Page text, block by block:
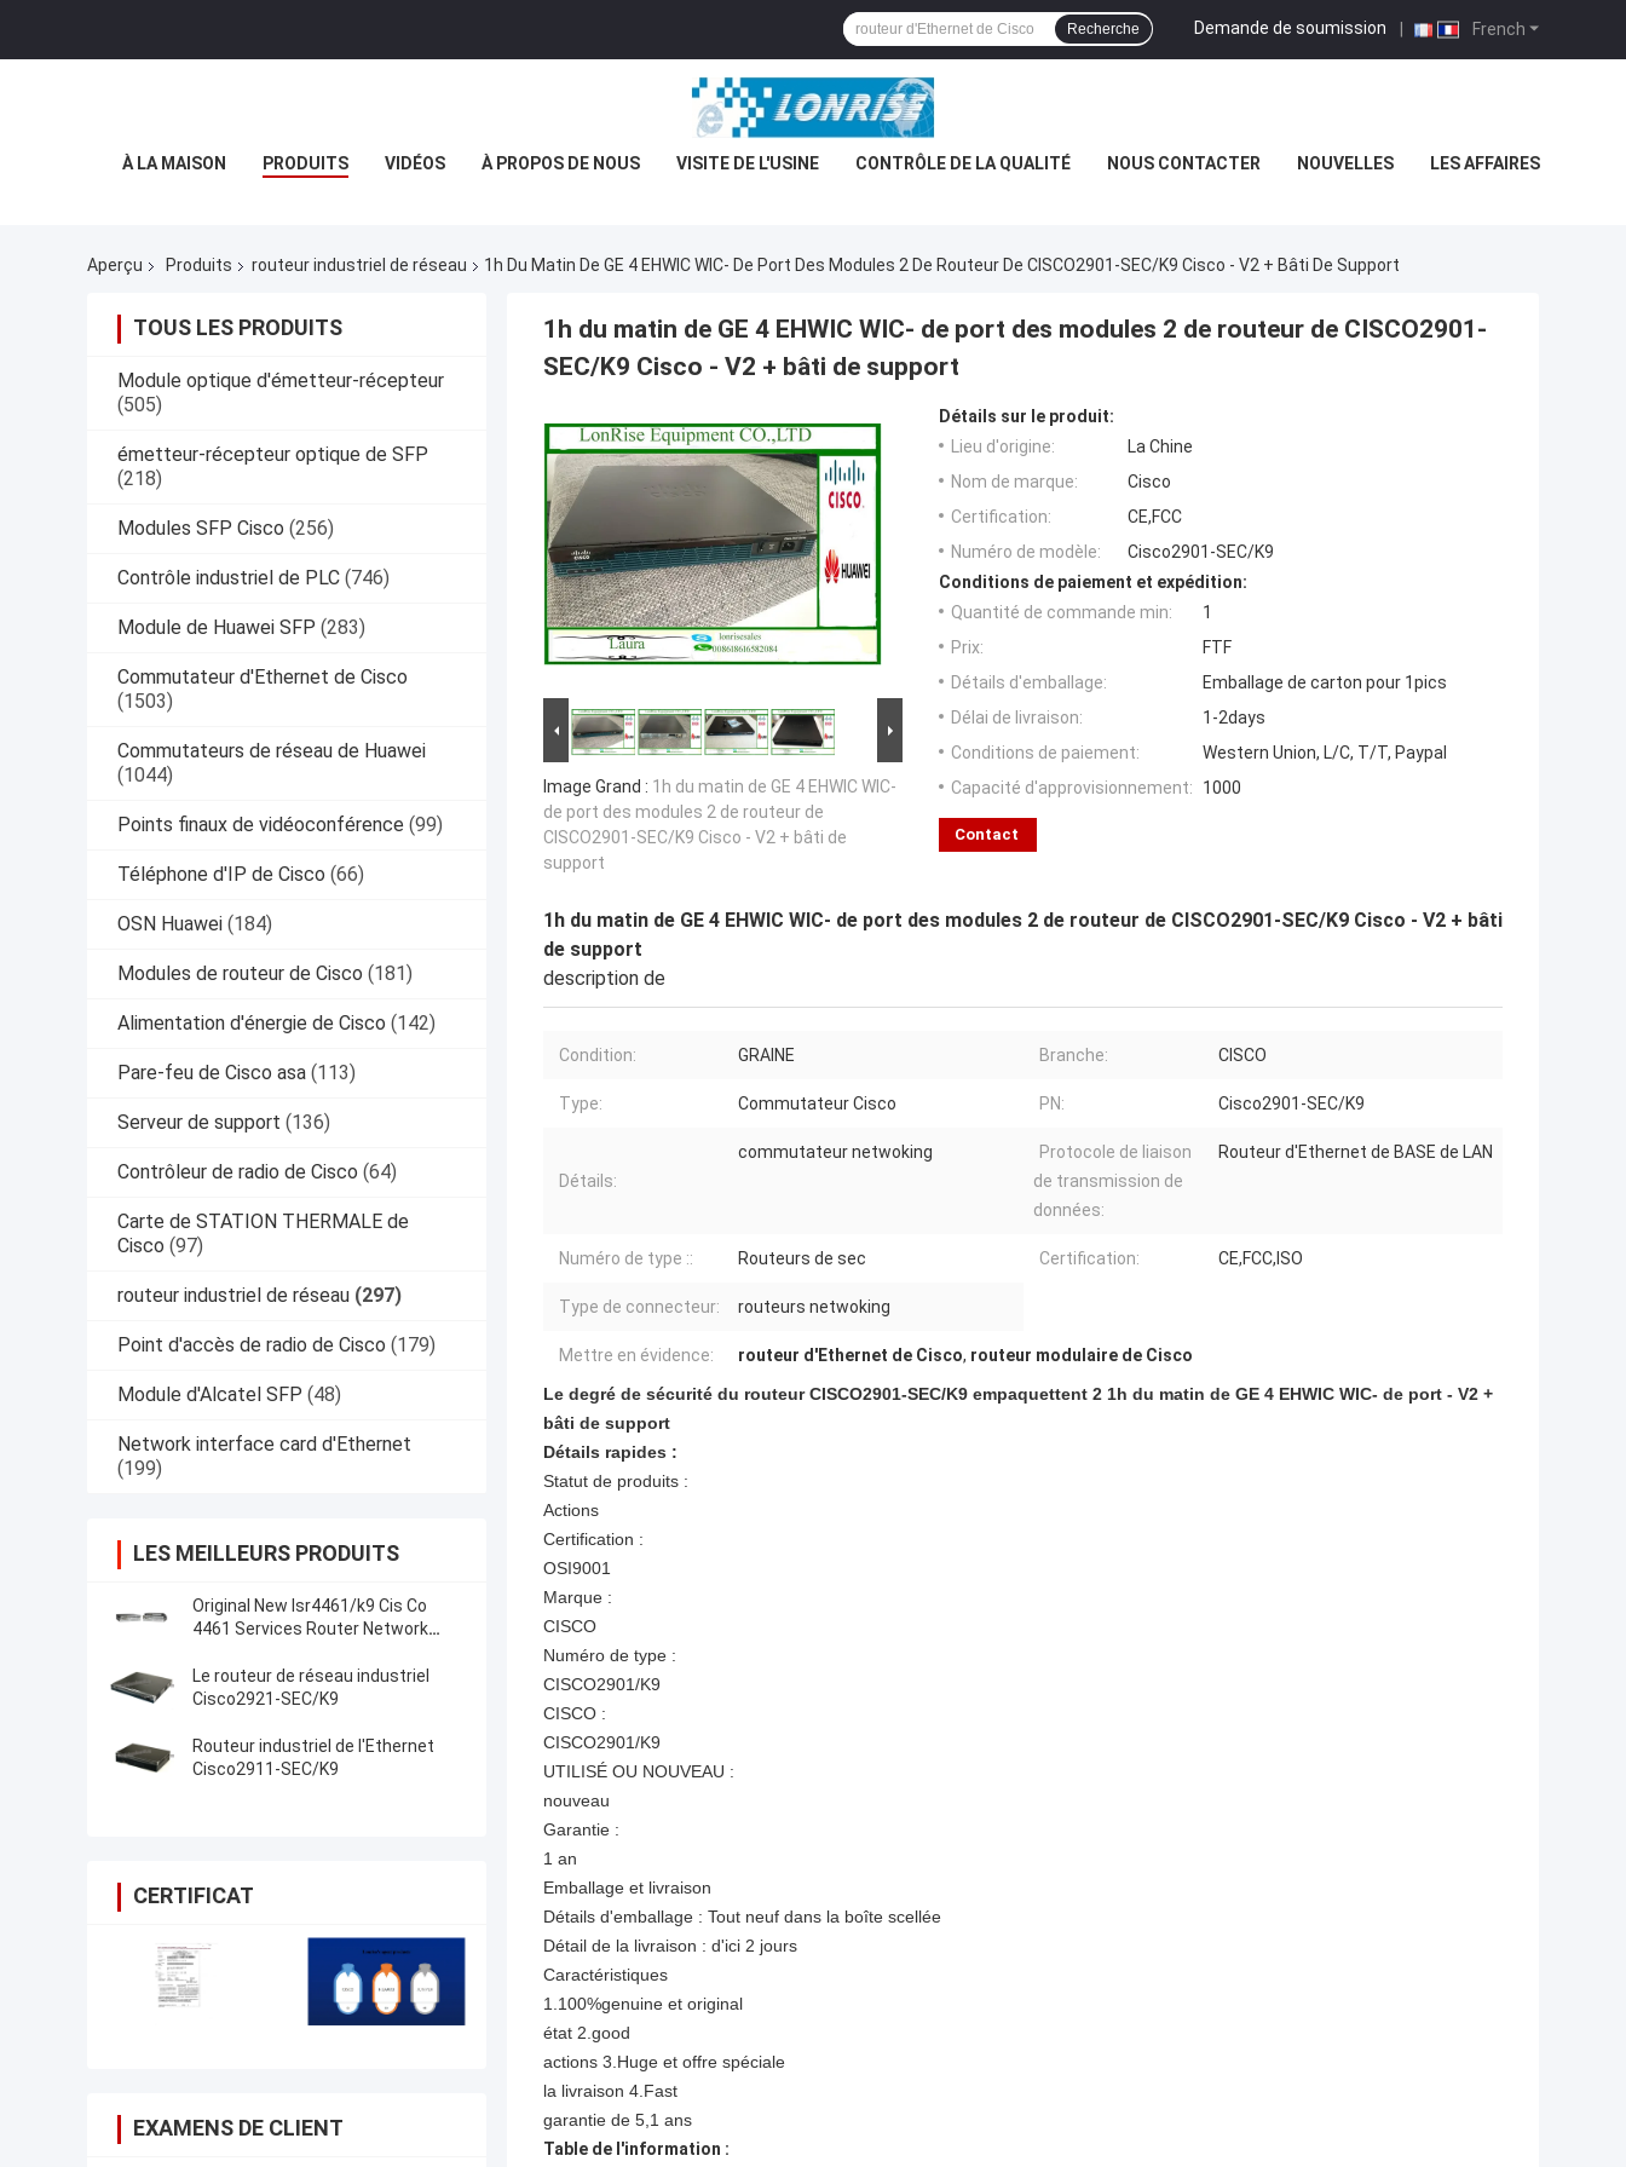
French
Demande de soumission |
Recherche
À LA MAISON PRODUITS VIDÉOS À PROPOS DE NOUS VISITE DE L'USINE CONTRÔLE DE LA QUALITÉ NOUS CONTACTER NOUVELLES LES AFFAIRES
Aperçu Produits routeur industriel de réseau 1h Du Matin De GE 4 EHWIC WIC- De Port Des Modules 2 De Routeur De CISCO2901-SEC/K9 Cisco - V2 + Bâti De Support
TOUS LES PRODUITS
Module optique d'émetteur-récepteur
(505)
émetteur-récepteur optique de SFP
(218)
Modules SFP Cisco (256)
Contrôle industriel de PLC (746)
Module de Huawei SFP (283)
Commutateur d'Ethernet de Cisco
(1503)
Commutateurs de réseau de Huawei
(1044)
Points finaux de vidéoconférence (99)
Téléphone d'IP de Cisco (66)
OSN Huawei (184)
Modules de routeur de Cisco (181)
Alimentation d'énergie de Cisco (142)
Pare-feu de Cisco asa (113)
Serveur de support (136)
Contrôleur de radio de Cisco (64)
Carte de STATION THERMALE de
Cisco (97)
routeur industriel de réseau (297)
Point d'accès de radio de Cisco (179)
Module d'Alcatel SFP (48)
Network interface card d'Ethernet
(199)
LES MEILLEURS PRODUITS
Original New Isr4461/k9 Cis Co
4461 Services Router Network
Le routeur de réseau industriel
Cisco2921-SEC/K9
Routeur industriel de l'Ethernet
Cisco2911-SEC/K9
CERTIFICAT
EXAMENS DE CLIENT
1h du matin de GE 4 EHWIC WIC- de port des modules 2 de routeur de CISCO2901-
SEC/K9 Cisco - V2 + bâti de support
Image Grand : 1h du matin de GE 4 EHWIC WIC-
de port des modules 2 de routeur de
CISCO2901-SEC/K9 Cisco - V2 + bâti de
support
Détails sur le produit:
Lieu d'origine:
La Chine
Nom de marque:
Cisco
Certification:
CE,FCC
Numéro de modèle:
Cisco2901-SEC/K9
Conditions de paiement et expédition:
Quantité de commande min:
1
Prix:
FTF
Détails d'emballage:
Emballage de carton pour 1pics
Délai de livraison:
1-2days
Conditions de paiement:
Western Union, L/C, T/T, Paypal
Capacité d'approvisionnement:
1000
Contact
1h du matin de GE 4 EHWIC WIC- de port des modules 2 de routeur de CISCO2901-SEC/K9 Cisco - V2 + bâti
de support
description de
Condition: GRAINE Branche: CISCO
Type: Commutateur Cisco PN: Cisco2901-SEC/K9
Détails:
commutateur netwoking
Protocole de liaison
de transmission de
données:
Routeur d'Ethernet de BASE de LAN
Numéro de type :: Routeurs de sec Certification: CE,FCC,ISO
Type de connecteur: routeurs netwoking
Mettre en évidence: routeur d'Ethernet de Cisco, routeur modulaire de Cisco
Le degré de sécurité du routeur CISCO2901-SEC/K9 empaquettent 2 1h du matin de GE 4 EHWIC WIC- de port - V2 +
bâti de support
Détails rapides :
Statut de produits :
Actions
Certification :
OSI9001
Marque :
CISCO
Numéro de type :
CISCO2901/K9
CISCO :
CISCO2901/K9
UTILISÉ OU NOUVEAU :
nouveau
Garantie :
1 an
Emballage et livraison
Détails d'emballage : Tout neuf dans la boîte scellée
Détail de la livraison : d'ici 2 jours
Caractéristiques
1.100%genuine et original
état 2.good
actions 3.Huge et offre spéciale
la livraison 4.Fast
garantie de 5,1 ans
Table de l'information :